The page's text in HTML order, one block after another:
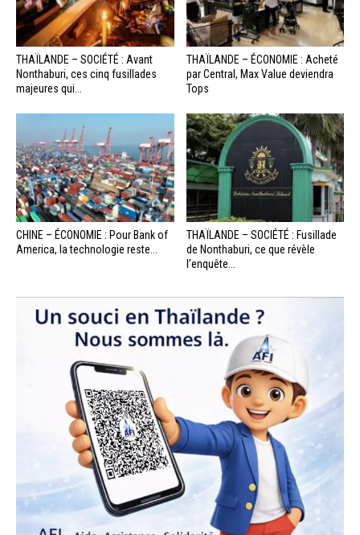
THAÏLANDE – SOCIÉTÉ : Avant
Nonthaburi, ces cinq fusillades
majeures qui...
THAÏLANDE – ÉCONOMIE : Acheté
par Central, Max Value deviendra
Tops
CHINE – ÉCONOMIE : Pour Bank of
America, la technologie reste...
THAÏLANDE – SOCIÉTÉ : Fusillade
de Nonthaburi, ce que révèle
l’enquête...